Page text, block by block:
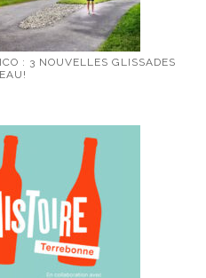
: 3 NOUVELLES GLISSADES